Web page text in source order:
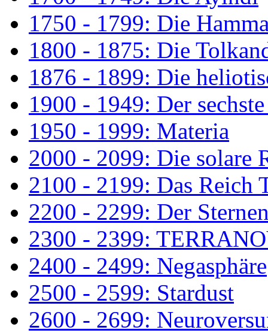
1750 - 1799: Die
1800 - 1875: Die
1876 - 1899: Die
1900 - 1949: Der
1950 - 1999: Materia
2000 - 2099: Die solare
2100 - 2199: Das Reich
2200 - 2299: Der
2300 - 2399:
2400 - 2499: Negasphäre
2500 - 2599: Stardust
2600 - 2699: